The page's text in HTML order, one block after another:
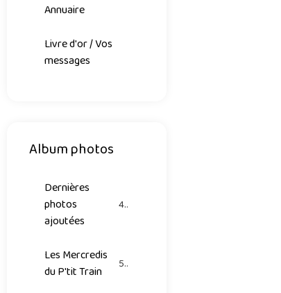
Annuaire
Livre d'or / Vos
messages
Album photos
Dernières
photos
ajoutées
42
Les Mercredis
du P'tit Train
53